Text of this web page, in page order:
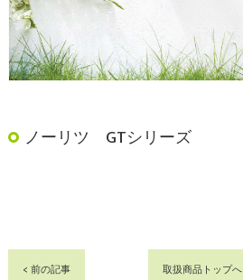
ノーリツ GTシリーズ
< 前の記事 取扱商品トップへ